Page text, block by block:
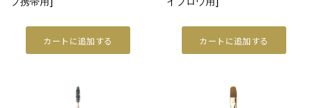
カートに追加する カートに追加する